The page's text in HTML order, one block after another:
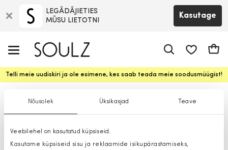
Nõusolek Üksikasjad Teave
Veebilehel on kasutatud küpsiseid.
Kasutame küpsiseid sisu ja reklaamide isikupärastamiseks,
LEGĀDĀJIETIES
MŪSU LIETOTNI
Kasutage
Telli meie uudiskiri ja ole esimene, kes saab teada meie soodusmüügist!
Ujumisriided